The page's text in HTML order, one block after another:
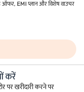
ऑफर, EMI प्लान और विशेष वाउचर
करें
पर खरीदारी करने पर